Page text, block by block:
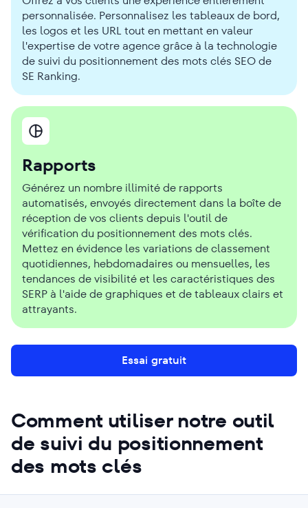
personnalisée. Personnalisez les tableaux de bord,
les logos et les URL tout en mettant en valeur
l'expertise de votre agence grâce à la technologie
de suivi du positionnement des mots clés SEO de
SE Ranking.
Rapports
Générez un nombre illimité de rapports
automatisés, envoyés directement dans la boîte de
réception de vos clients depuis l'outil de
vérification du positionnement des mots clés.
Mettez en évidence les variations de classement
quotidiennes, hebdomadaires ou mensuelles, les
tendances de visibilité et les caractéristiques des
SERP à l'aide de graphiques et de tableaux clairs et
attrayants.
Essai gratuit
Comment utiliser notre outil
de suivi du positionnement
des mots clés